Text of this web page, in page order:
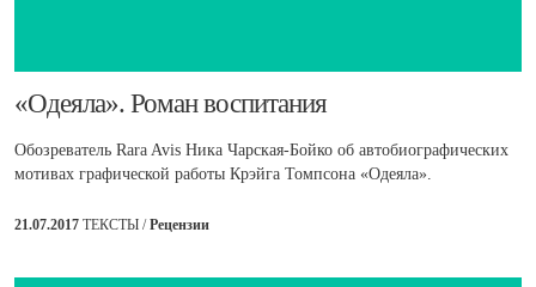
​«Одеяла». Роман воспитания
Обозреватель Rara Avis Ника Чарская-Бойко об автобиографических
мотивах графической работы Крэйга Томпсона «Одеяла».
21.07.2017 ТЕКСТЫ /Рецензии